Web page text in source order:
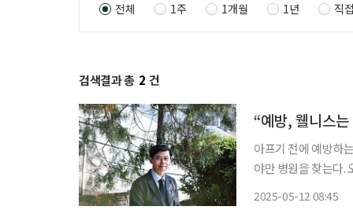
전체 1주 1개월 1년 직
검색결과 총 2 건
“예방, 웰니스
아프기 전에 예방하
야만 병원을 찾는다.
2025-05-12 08:45